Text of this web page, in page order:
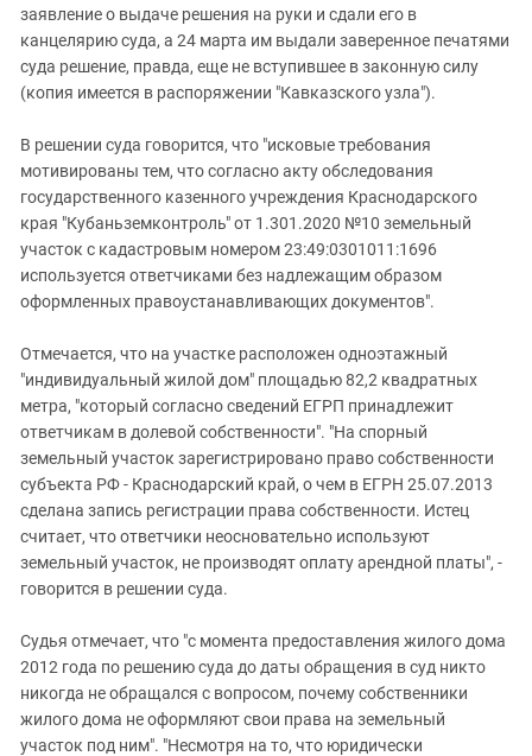
заявление о выдаче решения на руки и сдали его в
канцелярию суда, а 24 марта им выдали заверенное печатями
суда решение, правда, еще не вступившее в законную силу
(копия имеется в распоряжении "Кавказского узла").
В решении суда говорится, что "исковые требования
мотивированы тем, что согласно акту обследования
государственного казенного учреждения Краснодарского
края "Кубаньземконтроль" от 1.301.2020 №10 земельный
участок с кадастровым номером 23:49:0301011:1696
используется ответчиками без надлежащим образом
оформленных правоустанавливающих документов".
Отмечается, что на участке расположен одноэтажный
"индивидуальный жилой дом" площадью 82,2 квадратных
метра, "который согласно сведений ЕГРП принадлежит
ответчикам в долевой собственности". "На спорный
земельный участок зарегистрировано право собственности
субъекта РФ - Краснодарский край, о чем в ЕГРН 25.07.2013
сделана запись регистрации права собственности. Истец
считает, что ответчики неосновательно используют
земельный участок, не производят оплату арендной платы", -
говорится в решении суда.
Судья отмечает, что "с момента предоставления жилого дома
2012 года по решению суда до даты обращения в суд никто
никогда не обращался с вопросом, почему собственники
жилого дома не оформляют свои права на земельный
участок под ним". "Несмотря на то, что юридически